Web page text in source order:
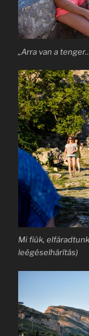
„Arra van a
Mi fiúk,
leégéselhárítás)